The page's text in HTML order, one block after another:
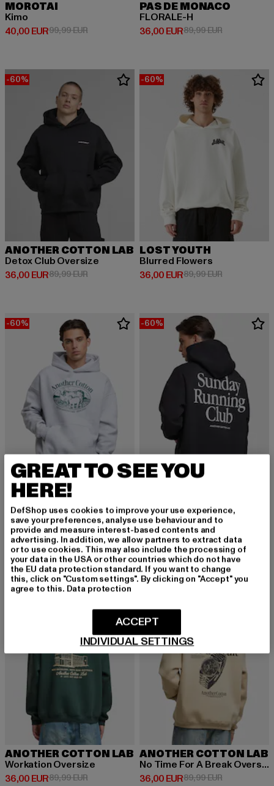
MOROTAI
Kimo
40,00 EUR
Derzeitiger Preis: 40,00 EUR
99,99 EURAktionspreis: 99,99 EUR
PAS DE MONACO
FLORALE-H
36,00 EUR
Derzeitiger Preis: 36,00 EUR
89,99 EURAktionspreis:
-60%
ANOTHER COTTON LAB
Detox Club Oversize
36,00 EUR
Derzeitiger Preis: 36,00 EUR
89,99 EURAktionspreis: 89,99 EUR
-60%
LOST YOUTH
Blurred Flowers
36,00 EUR
Derzeitiger Preis: 36,00 EUR
89,99 EURAktionspreis:
-60%
ANOTHER COTTON LAB
Manufacture Oversize
36,00 EUR
Derzeitiger Preis: 36,00 EUR
89,99 EURAktionspreis: 89,99 EUR
-60%
ANOTHER COTTON LAB
36,00 EUR
Derzeitiger Preis: 36,00 EUR
89,99 EUR
-60%
ANOTHER COTTON LAB
Workation Oversize
36,00 EUR
Derzeitiger Preis: 36,00 EUR
89,99 EURAktionspreis: 89,99 EUR
-60%
ANOTHER COTTON LAB
No Time For A Break Oversize
36,00 EUR
Derzeitiger Preis: 36,00 EUR
89,99 EURAktionspreis:
GREAT TO SEE YOU
HERE!
DefShop uses cookies to improve your use experience,
save your preferences, analyse use behaviour and to
provide and measure interest-based contents and
advertising. In addition, we allow partners to extract data
or to use cookies. This may also include the processing of
your data in the USA or other countries which do not have
the EU data protection standard. If you want to change
this, click on "Custom settings". By clicking on "Accept" you
agree to this. Data protection
INDIVIDUAL SETTINGS
ACCEPT